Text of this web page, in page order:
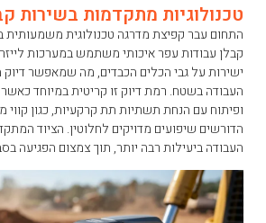
טכנולוגיות מתקדמות בשירות
התחום עבר קפיצת מדרגה טכנולוגית משמעותית
קבלן עבודות עפר איכותי משתמש במערכות
ישירות על גבי הכלים הכבדים, מה שמאפשר דיוק
העבודה בשטח. רמת דיוק זו קריטית במיוחד
ופיתוח עם הנחת תשתיות תת קרקעיות, כגון קווי
הדורשים שיפועים מדויקים לחלוטין. הציוד
העבודה ביעילות רבה יותר, תוך צמצום הפגיעה